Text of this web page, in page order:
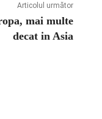
Articolul următor
mai multe
decat in Asia